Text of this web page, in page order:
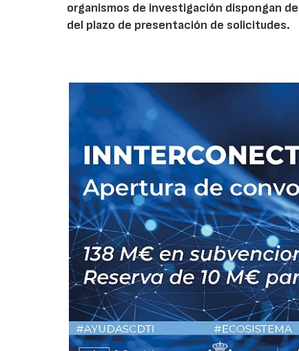
organismos de investigación dispongan
del plazo de presentación de solicitudes.